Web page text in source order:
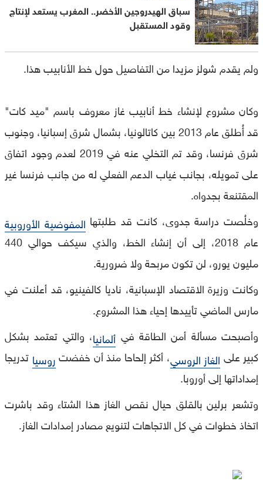
سباق الهيدروجين الأخضر.. المغرب يستعد لإنتاج
وقود المستقبل
ولم يقدم شولز مزيدا من التفاصيل حول خط الأنابيب هذا.
وكان مشروع لإنشاء خط أنابيب غاز معروف باسم "ميد كات"
قد أُطلق عام 2013 بين كاتالونيا، بشمال شرق إسبانيا، وجنوب
شرق فرنسا، وقد تم التخلي عنه في 2019 لعدم وجود اتفاق
على تمويله، بجانب غياب الدعم الفعلي له من جانب فرنسا غير
المقتنعة بجدواه.
وخلُصت دراسة جدوى، كانت قد طلبتها المفوضية الأوروبية
عام 2018، إلى أن إنشاء الخط، والذي سيكف حوالي 440
مليون يورو، لن تكون مربحة ولا ضرورية.
وكانت وزيرة الاقتصاد الإسبانية، ناديا كالفينيو، قد أعلنت في
مارس الماضي تأييدها إحياء هذا المشروع.
وأصبحت مسألة أمن الطاقة في ألمانيا، والتي تعتمد بشكل
كبير على الغاز الروسي، أكثر إلحاحا منذ أن خفضتروسيا تدريجا
إمداداتها إلى أوروبا.
وتشعر برلين بالقلق حيال نقص الغاز هذا الشتاء وقد باشرت
اتخاذ خطوات في كل الاتجاهات لتنويع مصادر إمدادات الغاز.